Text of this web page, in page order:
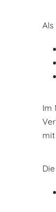
Als
Im
Die